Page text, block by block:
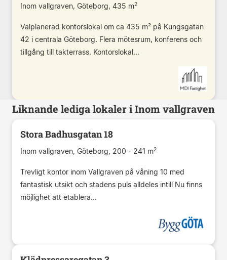
Inom vallgraven, Göteborg, 435 m2
Välplanerad kontorslokal om ca 435 m² på Kungsgatan
42 i centrala Göteborg. Flera mötesrum, konferens och
tillgång till takterrass. Kontorslokal...
Liknande lediga lokaler i Inom vallgraven
Stora Badhusgatan 18
Inom vallgraven, Göteborg, 200 - 241 m2
Trevligt kontor inom Vallgraven på våning 10 med
fantastisk utsikt och stadens puls alldeles intill Nu finns
möjlighet att etablera...